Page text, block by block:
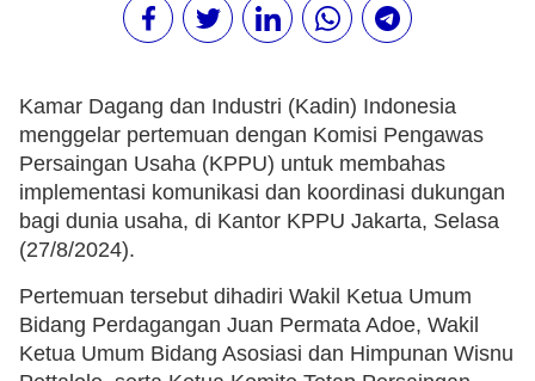
Kamar Dagang dan Industri (Kadin) Indonesia
menggelar pertemuan dengan Komisi Pengawas
Persaingan Usaha (KPPU) untuk membahas
implementasi komunikasi dan koordinasi dukungan
bagi dunia usaha, di Kantor KPPU Jakarta, Selasa
(27/8/2024).
Pertemuan tersebut dihadiri Wakil Ketua Umum
Bidang Perdagangan Juan Permata Adoe, Wakil
Ketua Umum Bidang Asosiasi dan Himpunan Wisnu